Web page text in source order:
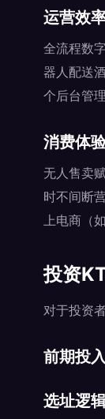
运营效
全流程数
器人配送
个后台管
消费体
无人售卖
时不间断
上电商（
投资
对于投资
前期投
选址逻